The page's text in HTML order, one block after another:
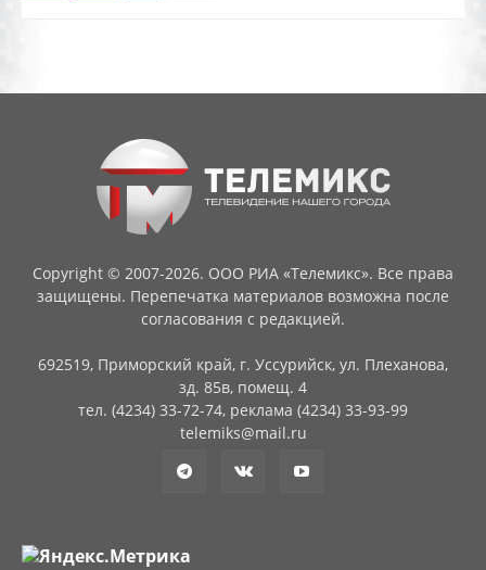
Copyright © 2007-2026. ООО РИА «Телемикс». Все права
защищены. Перепечатка материалов возможна после
согласования с редакцией.
692519, Приморский край, г. Уссурийск, ул. Плеханова,
зд. 85в, помещ. 4
тел. (4234) 33-72-74, реклама (4234) 33-93-99
telemiks@mail.ru